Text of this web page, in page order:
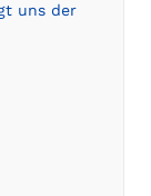
uns der